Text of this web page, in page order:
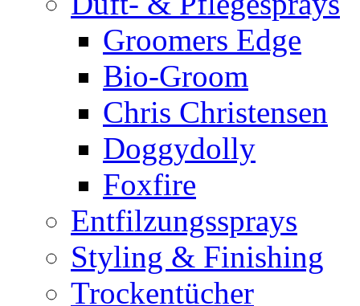
Groomers Edge
Bio-Groom
Chris Christensen
Doggydolly
Foxfire
Entfilzungssprays
Styling & Finishing
Trockentücher